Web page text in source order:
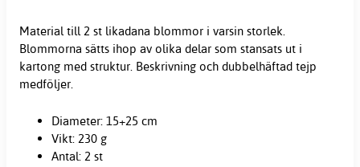
Material till 2 st likadana blommor i varsin storlek.
Blommorna sätts ihop av olika delar som stansats ut i
kartong med struktur. Beskrivning och dubbelhäftad tejp
medföljer.
Diameter: 15+25 cm
Vikt: 230 g
Antal: 2 st